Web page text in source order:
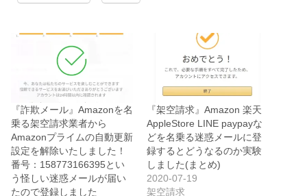
『詐欺メール』Amazonを名
乗る架空請求業者から
Amazonプライムの自動更新
設定を解除いたしました！
番号：158773166395とい
う怪しい迷惑メールが届い
たので登録しました
『架空請求』Amazon 楽天
AppleStore LINE paypayな
どを名乗る迷惑メールに登
録するとどうなるのか実験
しました(まとめ)
2020-07-19
架空請求